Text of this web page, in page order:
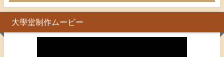
大學堂制作ムービー